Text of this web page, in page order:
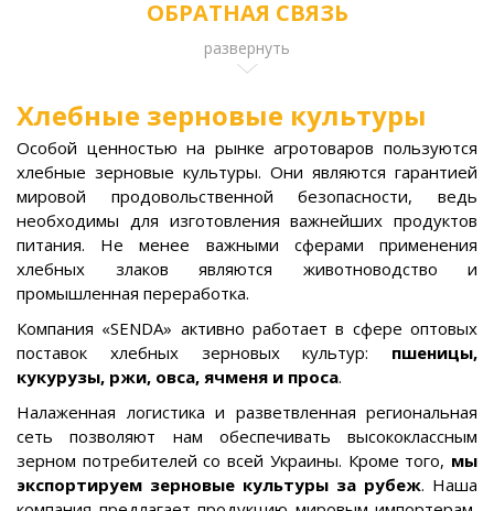
ОБРАТНАЯ СВЯЗЬ
развернуть
Хлебные зерновые культуры
Особой ценностью на рынке агротоваров пользуются
хлебные зерновые культуры. Они являются гарантией
мировой продовольственной безопасности, ведь
необходимы для изготовления важнейших продуктов
питания. Не менее важными сферами применения
хлебных злаков являются животноводство и
промышленная переработка.
Компания «SENDA» активно работает в сфере оптовых
поставок хлебных зерновых культур: пшеницы,
кукурузы, ржи, овса, ячменя и проса.
Налаженная логистика и разветвленная региональная
сеть позволяют нам обеспечивать высококлассным
зерном потребителей со всей Украины. Кроме того, мы
экспортируем зерновые культуры за рубеж. Наша